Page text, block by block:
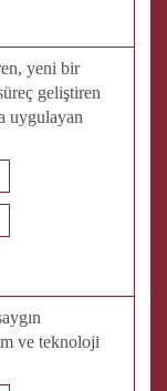
yeni bir
geliştiren
uygulayan
ve teknoloji